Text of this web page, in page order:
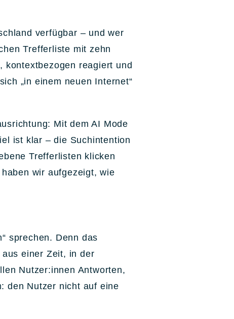
verfügbar – und wer
Trefferliste mit zehn
kontextbezogen reagiert und
„in einem neuen Internet“
Mit dem AI Mode
ist klar – die Suchintention
Trefferlisten klicken
haben wir aufgezeigt, wie
sprechen. Denn das
einer Zeit, in der
Nutzer:innen Antworten,
den Nutzer nicht auf eine